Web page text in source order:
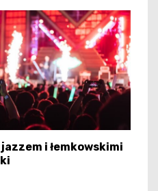
i łemkowskimi